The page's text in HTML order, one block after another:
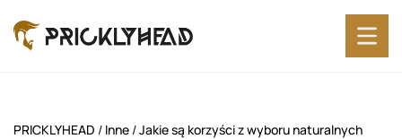
PRICKLYHEAD / Inne /Jakie są korzyści z wyboru naturalnych